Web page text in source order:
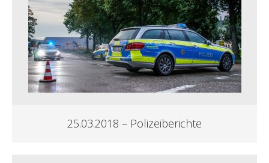
25.03.2018 – Polizeiberichte